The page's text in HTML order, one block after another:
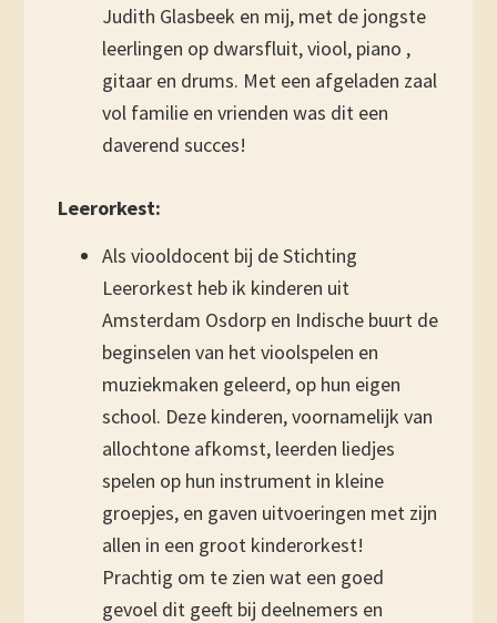
Judith Glasbeek en mij, met de jongste
leerlingen op dwarsfluit, viool, piano ,
gitaar en drums. Met een afgeladen zaal
vol familie en vrienden was dit een
daverend succes!
Leerorkest:
Als viooldocent bij de Stichting
Leerorkest heb ik kinderen uit
Amsterdam Osdorp en Indische buurt de
beginselen van het vioolspelen en
muziekmaken geleerd, op hun eigen
school. Deze kinderen, voornamelijk van
allochtone afkomst, leerden liedjes
spelen op hun instrument in kleine
groepjes, en gaven uitvoeringen met zijn
allen in een groot kinderorkest!
Prachtig om te zien wat een goed
gevoel dit geeft bij deelnemers en